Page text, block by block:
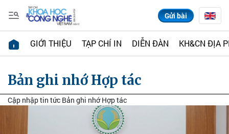
Gửi bài
GIỚI THIỆU TẠP CHÍ IN DIỄN ĐÀN KH&CN ĐỊA
Bản ghi nhớ Hợp tác
Cập nhập tin tức Bản ghi nhớ Hợp tác